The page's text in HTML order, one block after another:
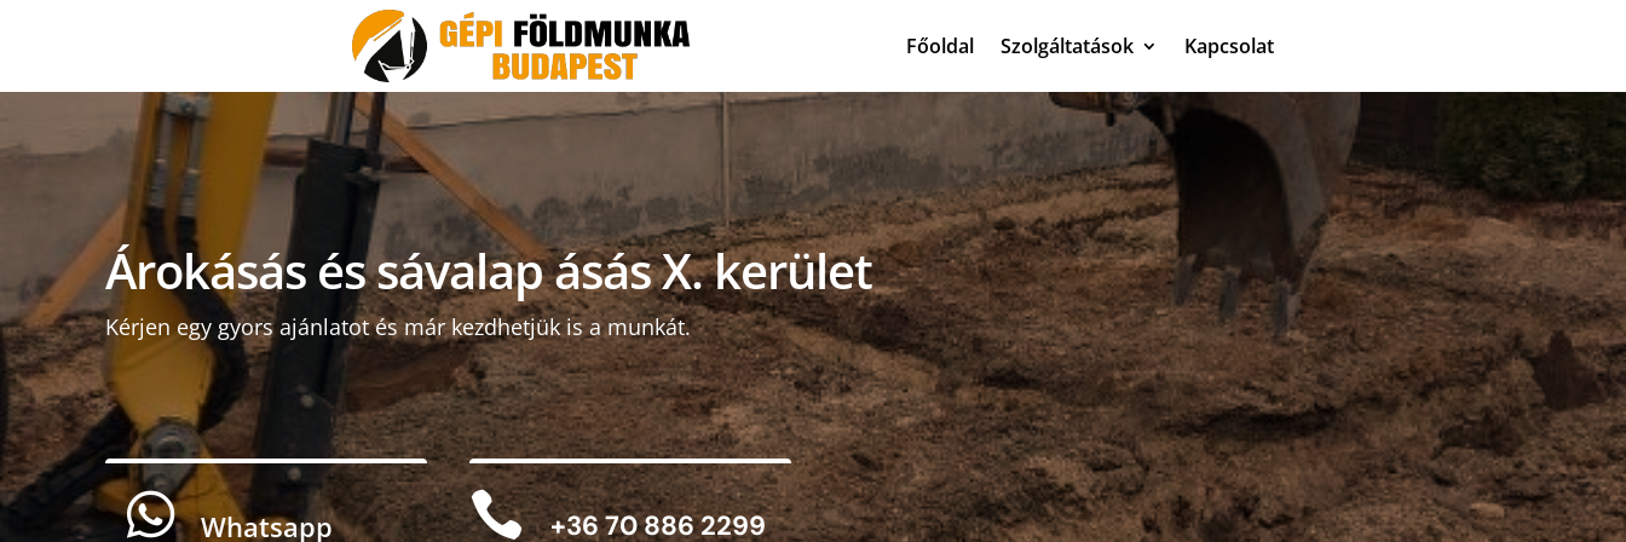
Főoldal Szolgáltatások Kapcsolat
Árokásás és sávalap ásás X. kerület
Kérjen egy gyors ajánlatot és már kezdhetjük is a munkát.
 Whatsapp  +36 70 886 2299